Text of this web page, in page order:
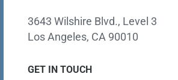
3643 Wilshire Blvd., Level 3
Los Angeles, CA 90010
GET IN TOUCH